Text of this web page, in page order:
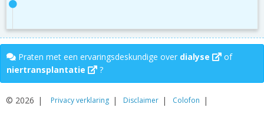
Praten met een ervaringsdeskundige over dialyse
of
niertransplantatie
?
© 2026 Privacy verklaring Disclaimer Colofon